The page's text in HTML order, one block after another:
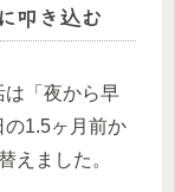
叩き込む
は「夜から早
1.5ヶ月前か
えました。